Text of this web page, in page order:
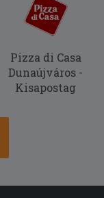
Pizza di Casa
Dunaújváros -
Kisapostag